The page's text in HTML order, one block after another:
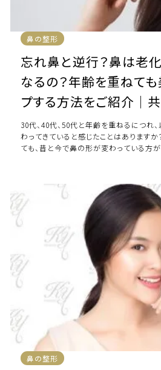
鼻の整形
忘れ鼻と逆行？鼻は老化
なるの？年齢を重ねて
プする方法をご紹介｜
30代、40代、50代と年齢を重ねるにつれ
わってきていると感じたことはあります
ても、昔と今で鼻の形が変わっている方が
鼻の整形